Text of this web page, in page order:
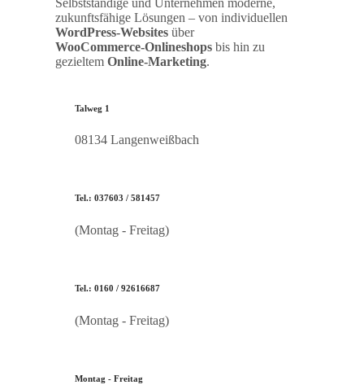
zukunftsfähige Lösungen – von individuellen
WordPress‑Websites über
WooCommerce‑Onlineshops bis hin zu
gezieltem Online‑Marketing.
Talweg 1
08134 Langenweißbach
Tel.: 037603 / 581457
(Montag - Freitag)
Tel.: 0160 / 92616687
(Montag - Freitag)
Montag - Freitag